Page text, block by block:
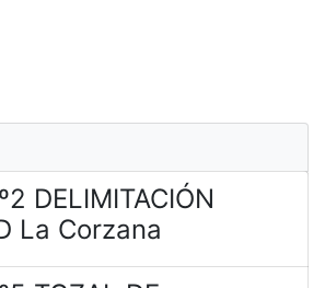
DELIMITACIÓN
La Corzana